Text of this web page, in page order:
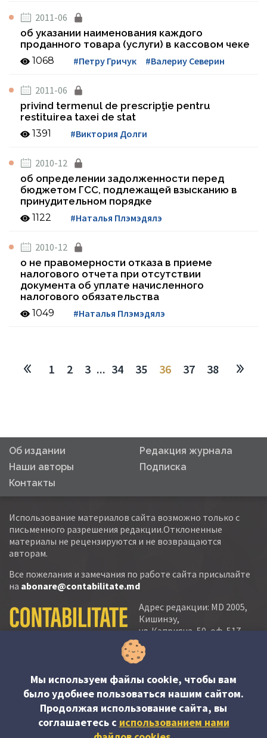
2011-06
oб указании наименования каждого
проданного товара (услуги) в кассовом чеке
1068 #Петру Гричук #Валериу Северин
2011-06
privind termenul de prescripţie pentru
restituirea taxei de stat
1391 #Виктория Долги
2010-12
об определении задолженности перед
бюджетом ГСС, подлежащей взысканию в
принудительном порядке
1122 #Наталья Плэмэдялэ
2010-12
о не правомерности отказа в приеме
налогового отчета при отсутствии
документа об уплате начисленного
налогового обязательства
1049 #Наталья Плэмэдялэ
1 2 3 ... 34 35 36 37 38
Об издании
Редакция журнала
Наши авторы
Подписка
Контакты
Использование материалов сайта возможно только с
письменного разрешения редакции.Отклоненные
материалы не рецензируются и не возвращаются
авторам.
Все пожелания и замечания по работе сайта присылайте
на abonare@contabilitate.md
Адрес редакции: MD 2005,
Кишинэу,
ул. Кэприяна, 50, оф. 517-
518
тел.:
тел./факс: (+373 22) 22 53 90
e-mail:
abonare@contabilitate.md
newsletter:
Мы используем файлы cookie, чтобы вам
было удобнее пользоваться нашим сайтом.
Продолжая использование сайта, вы
соглашаетесь c использованием нами